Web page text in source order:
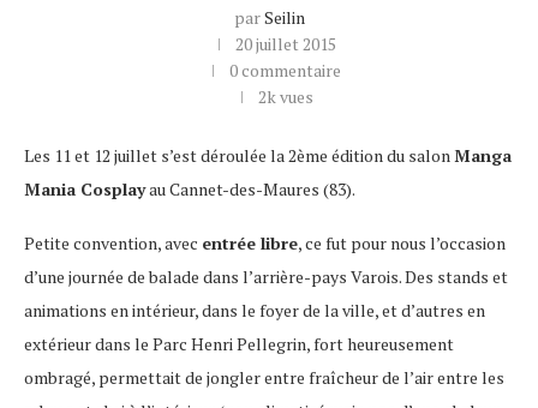
parSeilin
20 juillet 2015
0 commentaire
2kvues
Les 11 et 12 juillet s’est déroulée la 2ème édition du salon Manga
Mania Cosplayau Cannet-des-Maures (83).
Petite convention, avec entrée libre, ce fut pour nous l’occasion
d’une journée de balade dans l’arrière-pays Varois. Des stands et
animations en intérieur, dans le foyer de la ville, et d’autres en
extérieur dans le Parc Henri Pellegrin, fort heureusement
ombragé, permettait de jongler entre fraîcheur de l’air entre les